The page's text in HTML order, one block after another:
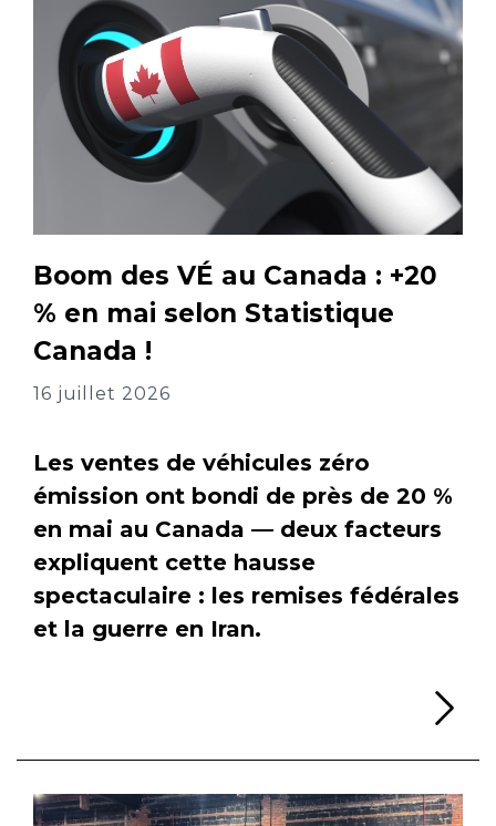
Boom des VÉ au Canada : +20
% en mai selon Statistique
Canada !
16 juillet 2026
Les ventes de véhicules zéro
émission ont bondi de près de 20 %
en mai au Canada — deux facteurs
expliquent cette hausse
spectaculaire : les remises fédérales
et la guerre en Iran.